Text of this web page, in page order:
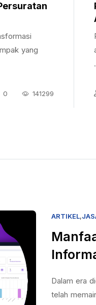
yang
0 141299
ARTIKEL,
Dalam era
telah